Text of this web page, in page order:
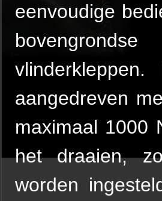
eenvoudige
aangedreven
maximaal 1000
het draaien,
worden